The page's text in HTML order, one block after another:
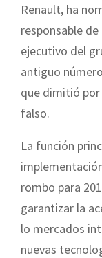
Renault, ha
responsable
ejecutivo del
antiguo
que dimitió por
falso.
La función
rombo para
garantizar la
lo mercados
nuevas